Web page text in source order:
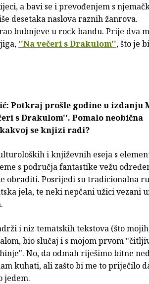
a bavi se i prevođenjem s
desetaka naslova raznih žanrova.
bubnjeve u rock bandu. Prije dva
''Na večeri s Drakulom'', što je
Potkraj prošle godine u izdanju
s Drakulom''. Pomalo neobična
se knjizi radi?
i književnih eseja s
s područja fantastike vežu
obraditi. Posrijedi su tradicionalna
jela, te neki nepčani užici vezani
i niz tematskih tekstova (što
bio slučaj i s mojom prvom
No, da odmah riješimo bitne
kuhati, ali zašto bi me to priječilo
jedem.